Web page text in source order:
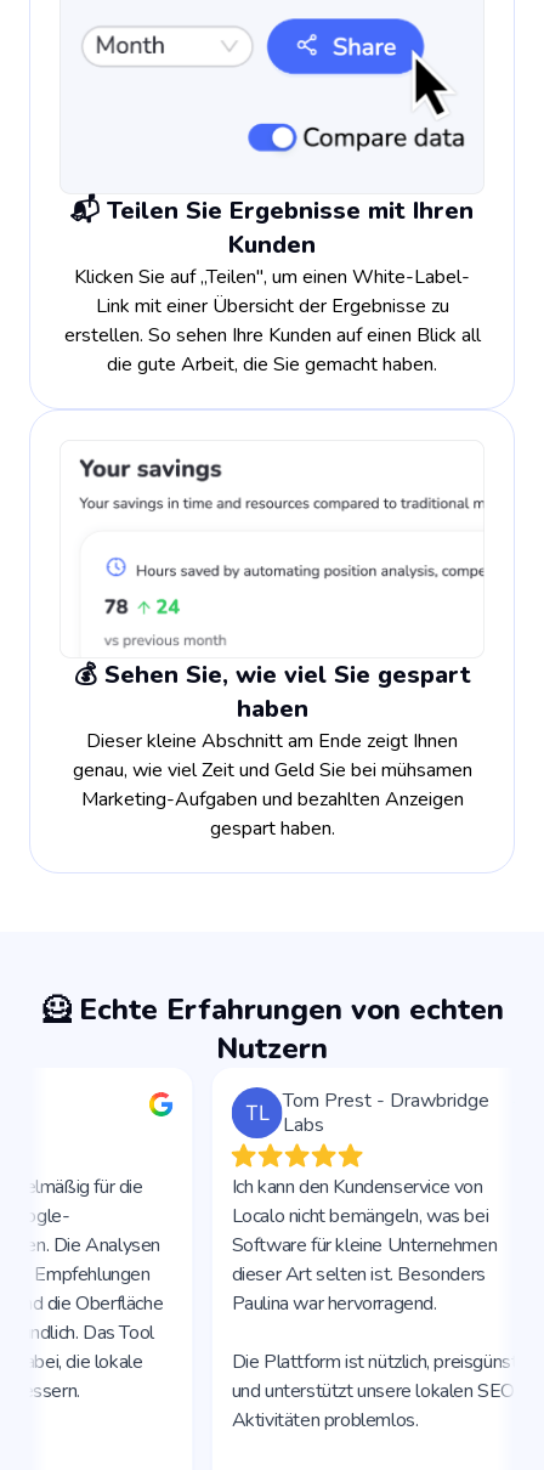
📬 Teilen Sie Ergebnisse mit Ihren
Kunden
Klicken Sie auf „Teilen", um einen White-Label-
Link mit einer Übersicht der Ergebnisse zu
erstellen. So sehen Ihre Kunden auf einen Blick all
die gute Arbeit, die Sie gemacht haben.
💰 Sehen Sie, wie viel Sie gespart
haben
Dieser kleine Abschnitt am Ende zeigt Ihnen
genau, wie viel Zeit und Geld Sie bei mühsamen
Marketing-Aufgaben und bezahlten Anzeigen
gespart haben.
🦸 Echte Erfahrungen von echten
Nutzern